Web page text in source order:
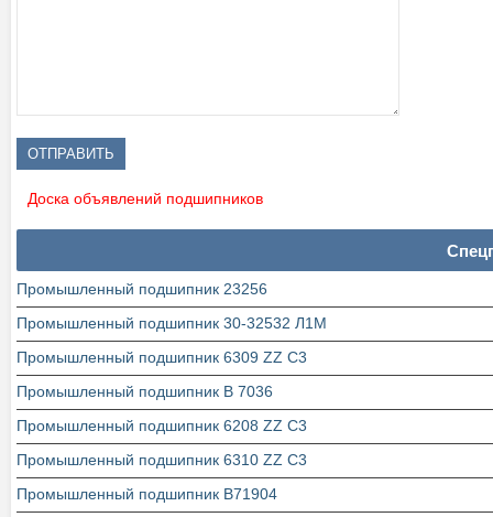
Доска объявлений подшипников
Промышленный подшипник 23256
Промышленный подшипник 30-32532 Л1М
Промышленный подшипник 6309 ZZ C3
Промышленный подшипник В 7036
Промышленный подшипник 6208 ZZ C3
Промышленный подшипник 6310 ZZ C3
Промышленный подшипник В71904